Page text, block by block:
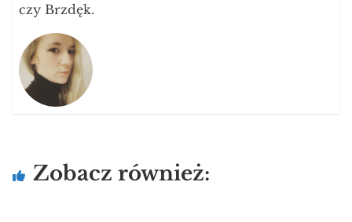
czy Brzdęk.
Zobacz również: